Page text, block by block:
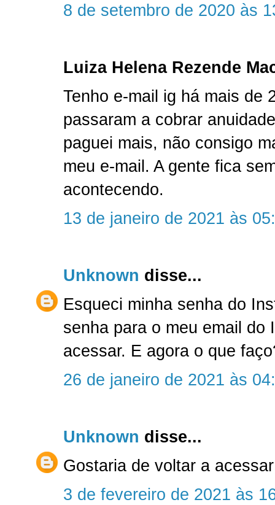
8 de setembro de 2020 às
Luiza Helena Rezende
Tenho e-mail ig há mais de
passaram a cobrar
paguei mais, não consigo
meu e-mail. A gente fica
acontecendo.
13 de janeiro de 2021 às
Unknown disse...
Esqueci minha senha do
senha para o meu email do
acessar. E agora o que
26 de janeiro de 2021 às
Unknown disse...
Gostaria de voltar a
3 de fevereiro de 2021 às